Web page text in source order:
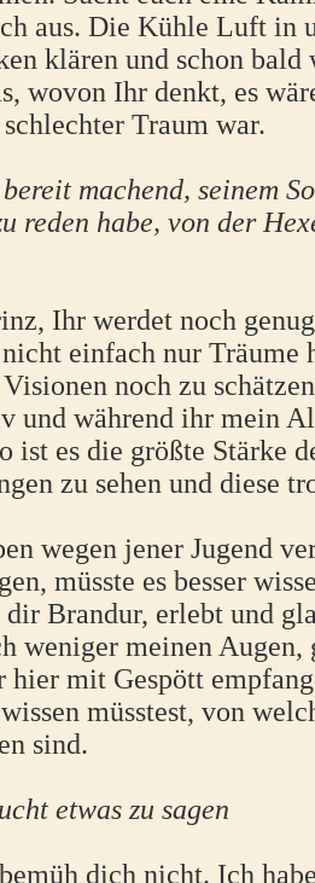
aus. Die Kühle Luft in
klären und schon bald
wovon Ihr denkt, es
Traum war.
machend, seinem
reden habe, von der
Ihr werdet noch
einfach nur Träume
noch zu
und während ihr mein
ist es die größte Stärke
zu sehen und diese
wegen jener Jugend
müsste es besser
Brandur, erlebt und
weniger meinen Augen,
hier mit Gespött
müsstest, von
sind.
etwas zu sagen
dich nicht. Ich